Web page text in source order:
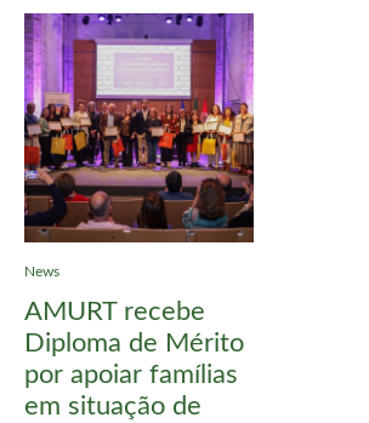
News
AMURT recebe
Diploma de Mérito
por apoiar famílias
em situação de